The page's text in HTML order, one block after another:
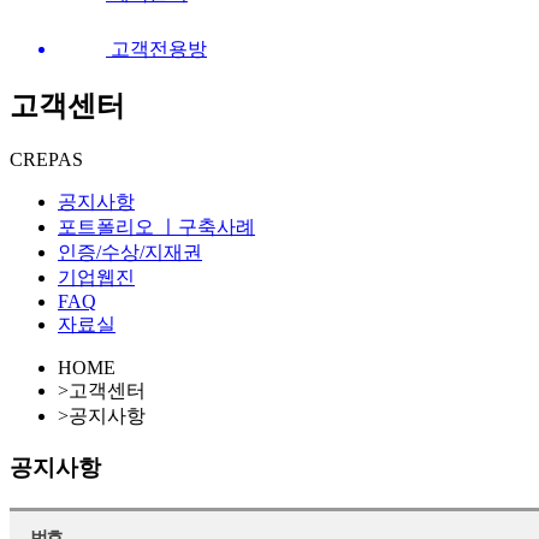
고객전용방
고객센터
CREPAS
공지사항
포트폴리오 ㅣ구축사례
인증/수상/지재권
기업웹진
FAQ
자료실
HOME
>고객센터
>공지사항
공지사항